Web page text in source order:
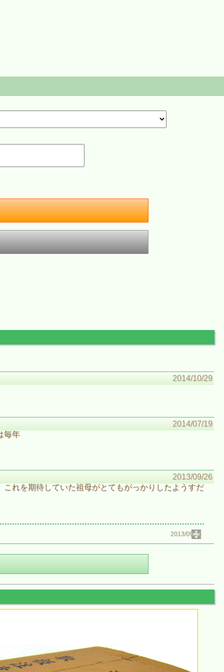
2014/10/29
2014/07/19
毎年
2013/09/26
れを期待していた祖母がとてもがっかりしたようすだ
2013/09/26